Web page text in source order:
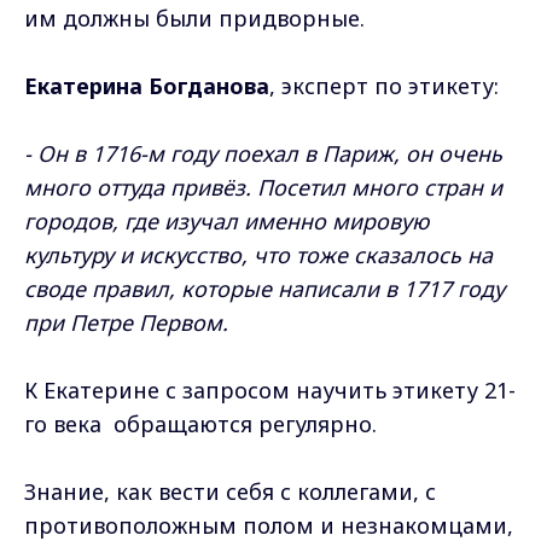
им должны были придворные.
Екатерина Богданова, эксперт по этикету:
- Он в 1716-м году поехал в Париж, он очень
много оттуда привёз. Посетил много стран и
городов, где изучал именно мировую
культуру и искусство, что тоже сказалось на
своде правил, которые написали в 1717 году
при Петре Первом.
К Екатерине с запросом научить этикету 21-
го века обращаются регулярно.
Знание, как вести себя с коллегами, с
противоположным полом и незнакомцами,